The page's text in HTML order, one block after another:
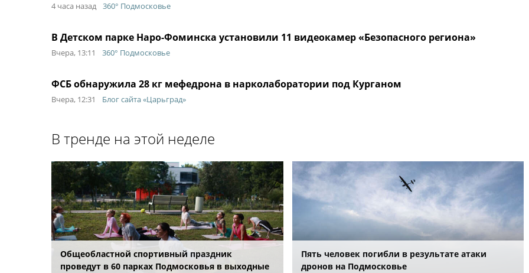
4 часа назад 360° Подмосковье
В Детском парке Наро-Фоминска установили 11 видеокамер «Безопасного региона»
Вчера, 13:11 360° Подмосковье
ФСБ обнаружила 28 кг мефедрона в нарколаборатории под Курганом
Вчера, 12:31 Блог сайта «Царьград»
В тренде на этой неделе
Общеобластной спортивный праздник
проведут в 60 парках Подмосковья в выходные
Пять человек погибли в результате атаки
дронов на Подмосковье